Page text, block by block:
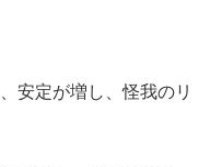
安定が増し、怪我のリ